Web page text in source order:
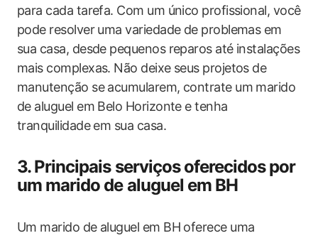
para cada tarefa. Com um único profissional, você
pode resolver uma variedade de problemas em
sua casa, desde pequenos reparos até instalações
mais complexas. Não deixe seus projetos de
manutenção se acumularem, contrate um marido
de aluguel em Belo Horizonte e tenha
tranquilidade em sua casa.
3. Principais serviços oferecidos por
um marido de aluguel em BH
Um marido de aluguel em BH oferece uma